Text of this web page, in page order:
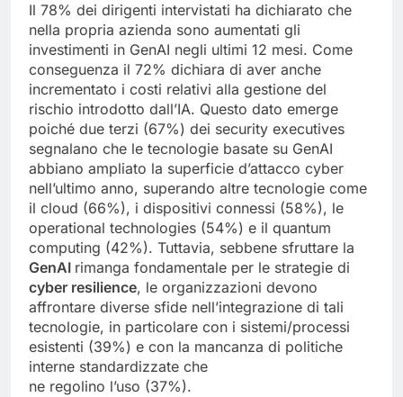
Il 78% dei dirigenti intervistati ha dichiarato che
nella propria azienda sono aumentati gli
investimenti in GenAI negli ultimi 12 mesi. Come
conseguenza il 72% dichiara di aver anche
incrementato i costi relativi alla gestione del
rischio introdotto dall’IA. Questo dato emerge
poiché due terzi (67%) dei security executives
segnalano che le tecnologie basate su GenAI
abbiano ampliato la superficie d’attacco cyber
nell’ultimo anno, superando altre tecnologie come
il cloud (66%), i dispositivi connessi (58%), le
operational technologies (54%) e il quantum
computing (42%). Tuttavia, sebbene sfruttare la
GenAI rimanga fondamentale per le strategie di
cyber resilience, le organizzazioni devono
affrontare diverse sfide nell’integrazione di tali
tecnologie, in particolare con i sistemi/processi
esistenti (39%) e con la mancanza di politiche
interne standardizzate che
ne regolino l’uso (37%).